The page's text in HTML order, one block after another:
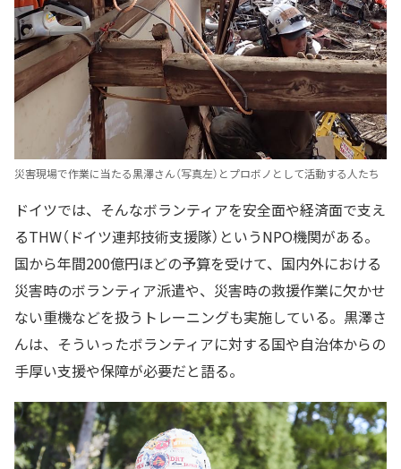
災害現場で作業に当たる黒澤さん（写真左）とプロボノとして活動する人たち
ドイツでは、そんなボランティアを安全面や経済面で支え
るTHW（ドイツ連邦技術支援隊）というNPO機関がある。
国から年間200億円ほどの予算を受けて、国内外における
災害時のボランティア派遣や、災害時の救援作業に欠かせ
ない重機などを扱うトレーニングも実施している。黒澤さ
んは、そういったボランティアに対する国や自治体からの
手厚い支援や保障が必要だと語る。